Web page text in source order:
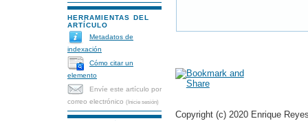
HERRAMIENTAS DEL
ARTÍCULO
Metadatos de
indexación
Cómo citar un
elemento
Envíe este artículo por
correo electrónico (Inicie sesión)
Copyright (c) 2020 Enrique